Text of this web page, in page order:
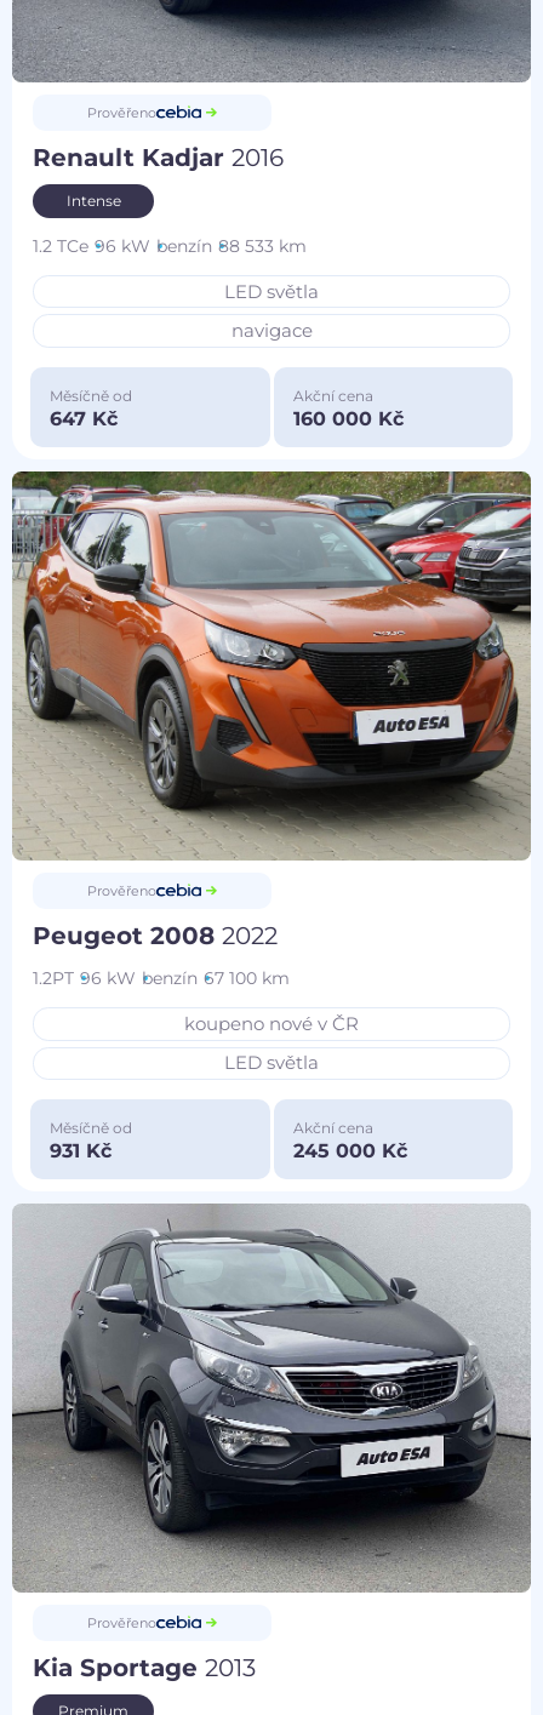
Prověřeno
Renault Kadjar2016
Intense
1.2 TCe 96 kW benzín 88 533 km
LED světla
navigace
Měsíčně od
647 Kč
Akční cena
160 000 Kč
Prověřeno
Peugeot 20082022
1.2PT 96 kW benzín 67 100 km
koupeno nové v ČR
LED světla
Měsíčně od
931 Kč
Akční cena
245 000 Kč
Prověřeno
Kia Sportage2013
Premium